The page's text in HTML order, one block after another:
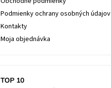
Podmienky ochrany osobných údajov
Kontakty
Moja objednávka
TOP 10